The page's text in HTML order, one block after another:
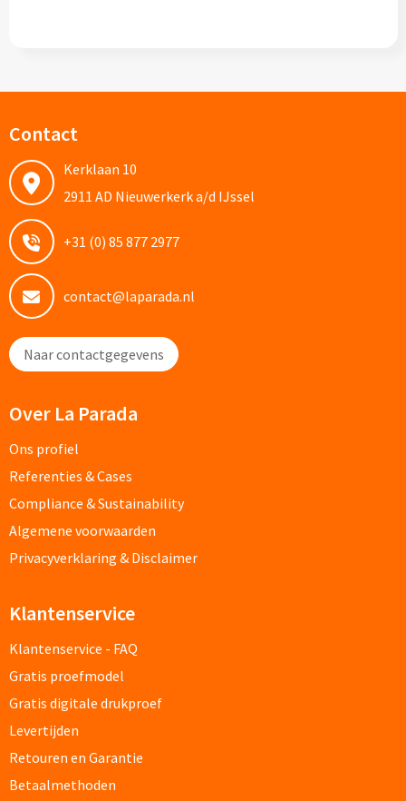
Custom made schrijfblokken
Custom made memoblaadjes
Custom made muismatten
Kantoor artikelen
Agenda's bedrukken
Bureau onderleggers bedrukken
Bureaulampen bedrukken
Linialen bedrukken
Muismatten bedrukken
Pen etui's bedrukken
Overige bureau artikelen
Paraplu's & Poncho's
Paraplu's
Handmatige paraplu's bedrukken
Contact
Kerklaan 10
2911 AD Nieuwerkerk a/d IJssel
+31 (0) 85 877 2977
contact@laparada.nl
Naar contactgegevens
Over La Parada
Ons profiel
Referenties & Cases
Compliance & Sustainability
Algemene voorwaarden
Privacyverklaring & Disclaimer
Klantenservice
Klantenservice - FAQ
Gratis proefmodel
Gratis digitale drukproef
Levertijden
Retouren en Garantie
Betaalmethoden